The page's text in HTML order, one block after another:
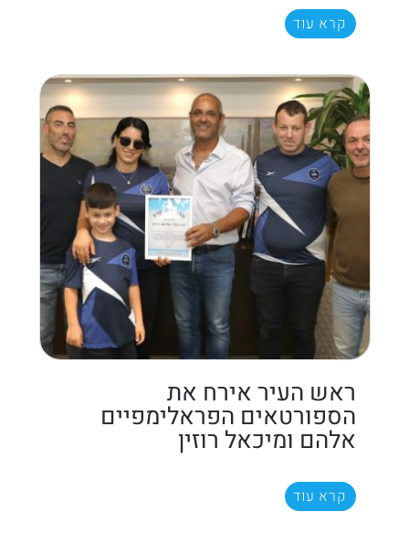
קרא עוד
ראש העיר אירח את
הספורטאים הפראלימפיים
אלהם ומיכאל רוזין
קרא עוד